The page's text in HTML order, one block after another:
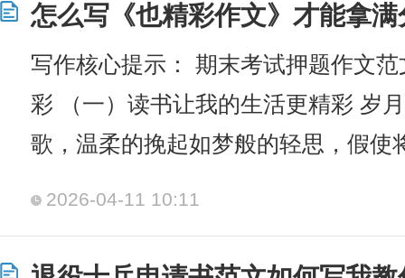
怎么写《也精彩作文》才能拿
写作核心提示： 期末考试押题作文
彩 （一）读书让我的生活更精彩 岁
歌，温柔的挽起如梦般的轻思，假使
2026-04-11 10:11